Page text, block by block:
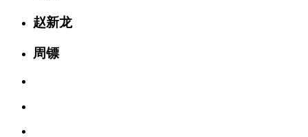
赵新龙
周镖